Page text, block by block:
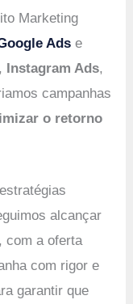
Marketing
Ads e
, Instagram Ads,
campanhas
o retorno
alcançar
com a oferta
com rigor e
garantir que